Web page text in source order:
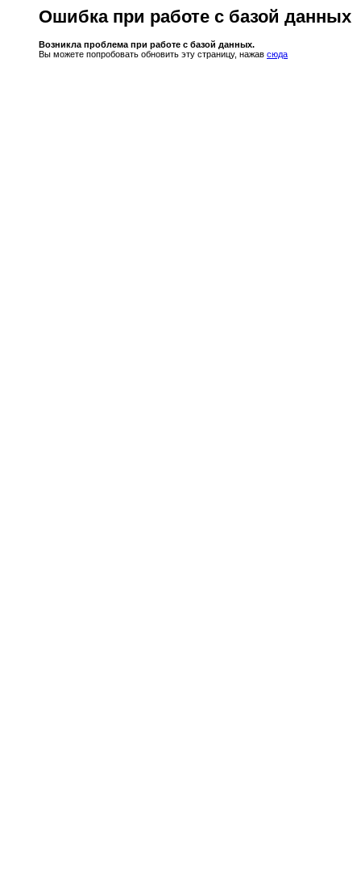
Ошибка при работе с базой данных
Возникла проблема при работе с базой данных.
Вы можете попробовать обновить эту страницу, нажав сюда